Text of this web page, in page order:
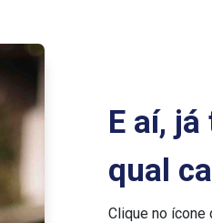
E aí,
qual
Clique no ícone